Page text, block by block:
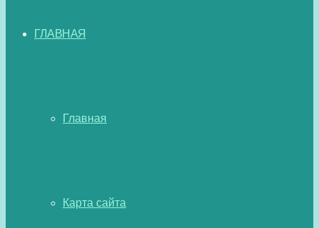
ГЛАВНАЯ
Главная
Карта сайта